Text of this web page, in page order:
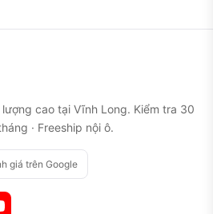
cao tại Vĩnh Long. Kiểm tra 30
· Freeship nội ô.
giá trên Google